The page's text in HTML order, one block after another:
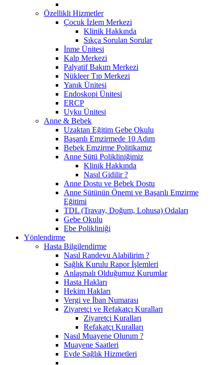
Özellikli Hizmetler
Çocuk İzlem Merkezi
Klinik Hakkında
Sıkça Sorulan Sorular
İnme Ünitesi
Kalp Merkezi
Palyatif Bakım Merkezi
Nükleer Tıp Merkezi
Yanık Ünitesi
Endoskopi Ünitesi
ERCP
Uyku Ünitesi
Anne & Bebek
Uzaktan Eğitim Gebe Okulu
Başarılı Emzirmede 10 Adım
Bebek Emzirme Politikamız
Anne Sütü Polikliniğimiz
Klinik Hakkında
Nasıl Gidilir ?
Anne Dostu ve Bebek Dostu
Anne Sütünün Önemi ve Başarılı Emzirme
Eğitimi
TDL (Travay, Doğum, Lohusa) Odaları
Gebe Okulu
Ebe Polikliniği
Yönlendirme
Hasta Bilgilendirme
Nasıl Randevu Alabilirim ?
Sağlık Kurulu Rapor İşlemleri
Anlaşmalı Olduğumuz Kurumlar
Hasta Hakları
Hekim Hakları
Vergi ve İban Numarası
Ziyaretçi ve Refakatçı Kuralları
Ziyaretçi Kuralları
Refakatçı Kuralları
Nasıl Muayene Olurum ?
Muayene Saatleri
Evde Sağlık Hizmetleri